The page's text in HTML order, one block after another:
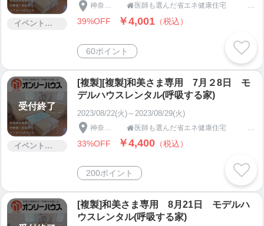
んだ健康住宅は、
喘息やアトピーでお悩みの方の症状を和らげる実績
本物の健康住宅と言えます。
既存住宅でも
マンションや賃貸アパートでも空気質を改善出来ま
す。
更に、電磁波改善も出来ます。
が、電磁波が体に悪い影響を与えているようです。
その電磁波を体に良い方向へ変換出来ます。
イベント・セミナー・交流会
神奈川県  医師も選んだ省エネ健康住宅 呼吸する家のオンリーハウス
39%OFF ￥4,001 （税込）
60ポイント
受付終了
イベント・セミナー・交流会
[複製][複製]和美さま専用 7月２8日 モ
デルハウスレンタル(呼吸する家)
2023/08/22(火)～2023/08/29(火)

33%OFF ￥4,400 （税込）
200ポイント
[複製]和美さま専用 8月21日 モデルハ
ウスレンタル(呼吸する家)